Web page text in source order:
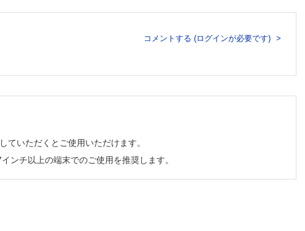
所見 E. 治療
りに
療法の実際
コメントする (ログインが必要です)
いただくとご使用いただけます。
ンチ以上の端末でのご使用を推奨します。